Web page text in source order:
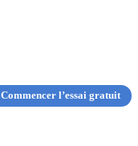
Commencer l’essai gratuit